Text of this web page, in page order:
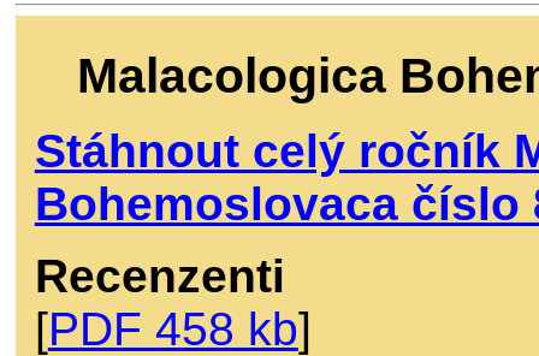
Malacologica
Stáhnout celý ročník
Bohemoslovaca číslo
Recenzenti
[PDF 458 kb]